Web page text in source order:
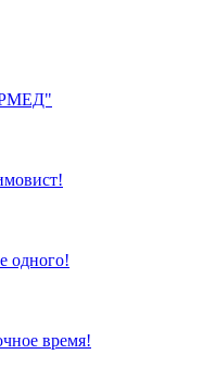
одного!
время!